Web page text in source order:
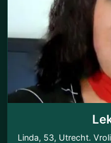
Linda, 53, Utrecht.